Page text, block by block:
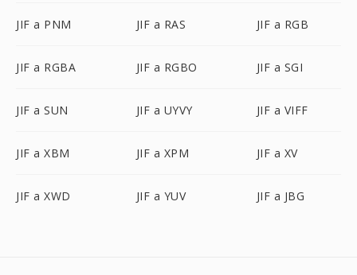
JIF a PNM JIF a RAS JIF a RGB
JIF a RGBA JIF a RGBO JIF a SGI
JIF a SUN JIF a UYVY JIF a VIFF
JIF a XBM JIF a XPM JIF a XV
JIF a XWD JIF a YUV JIF a JBG